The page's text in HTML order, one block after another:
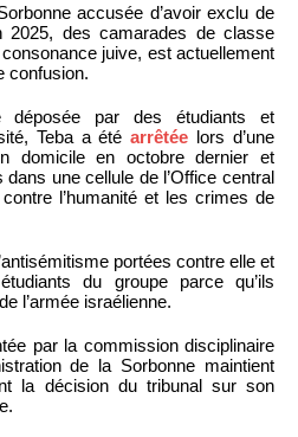
accusée d’avoir exclu de
2025, des camarades de classe
juive, est actuellement
confusion.
déposée par des étudiants et
Teba a étéarrêtée lors d’une
domicile en octobre dernier et
une cellule de l’Office central
l’humanité et les crimes de
portées contre elle et
du groupe parce qu’ils
l’armée israélienne.
par la commission disciplinaire
de la Sorbonne maintient
la décision du tribunal sur son